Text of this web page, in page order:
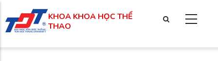
đến
nội
dung
KHOA KHOA HỌC THỂ
THAO